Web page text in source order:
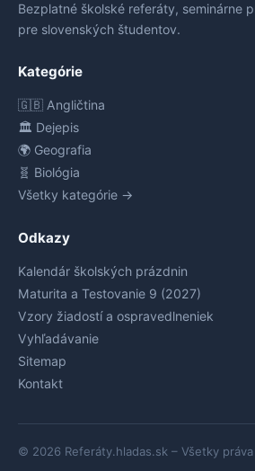
Bezplatné školské referáty, seminárne
pre slovenských študentov.
Kategórie
🇬🇧 Angličtina
🏛️ Dejepis
🌍 Geografia
🧬 Biológia
Všetky kategórie →
Odkazy
Kalendár školských prázdnin
Maturita a Testovanie 9 (2027)
Vzory žiadostí a ospravedlneniek
Vyhľadávanie
Sitemap
Kontakt
© 2026 Referáty.hladas.sk – Všetky